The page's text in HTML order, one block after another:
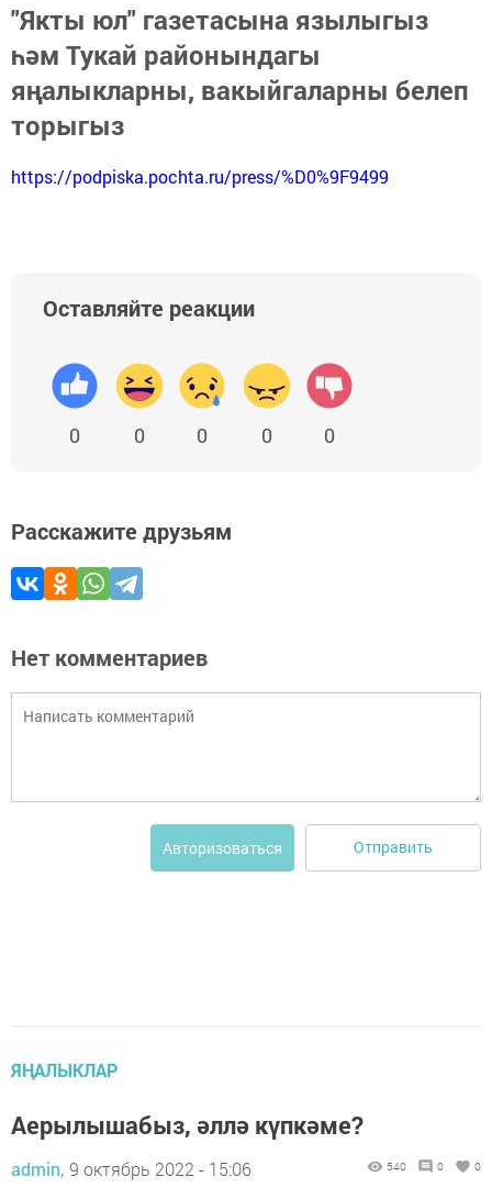
"Якты юл" газетасына язылыгыз
һәм Тукай районындагы
яңалыкларны, вакыйгаларны белеп
торыгыз
https://podpiska.pochta.ru/press/%D0%9F9499
Оставляйте реакции
0 0 0 0 0
Расскажите друзьям
Нет комментариев
Авторизоваться Отправить
ЯҢАЛЫКЛАР
Аерылышабыз, әллә күпкәме?
admin, 9 октябрь 2022 - 15:06 540 0 0